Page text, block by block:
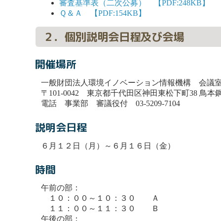
審査基準表（二次公募） 【PDF:248KB】
Ｑ＆Ａ 【PDF:154KB】
２．個別説明会日程及び会場
開催場所
一般財団法人環境イノベーション情報機構 会議
〒101-0042 東京都千代田区神田東松下町38 鳥本
電話 事業部 審議役付 03-5209-7104
説明会日程
６月１２日（月）～６月１６日（金）
時間
午前の部：
１０：００～１０：３０ Ａ
１１：００～１１：３０ Ｂ
午後の部：